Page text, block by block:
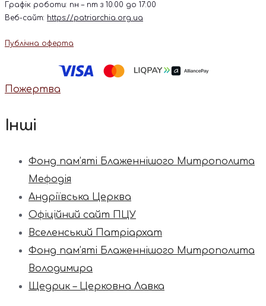
Графік роботи: пн – пт з 10:00 до 17:00
Веб-сайт: https://patriarchia.org.ua
Публічна оферта
Пожертва
Інші
Фонд пам’яті Блаженнішого Митрополита
Мефодія
Андріївська Церква
Офіційний сайт ПЦУ
Вселенський Патріархат
Фонд пам’яті Блаженнішого Митрополита
Володимира
Щедрик – Церковна Лавка